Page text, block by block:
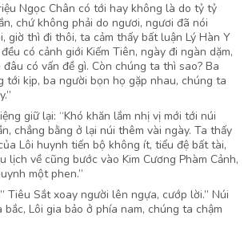
Ngọc Chân có tới hay không là do tỷ tỷ
chứ không phải do ngươi, ngươi đã nói
giờ thì đi thôi, ta cảm thấy bất luận Lý Hàn Y
có cảnh giới Kiếm Tiên, ngày đi ngàn dặm,
có vấn đề gì. Còn chúng ta thì sao? Ba
tới kịp, ba người bọn họ gặp nhau, chúng ta
giữ lại: “Khó khăn lắm nhị vị mới tới núi
chẳng bằng ở lại núi thêm vài ngày. Ta thấy
Lôi huynh tiến bộ không ít, tiểu đệ bất tài,
lịch về cũng bước vào Kim Cương Phàm Cảnh,
một phen.”
Tiêu Sắt xoay người lên ngựa, cướp lời.” Núi
Lôi gia bảo ở phía nam, chúng ta chậm